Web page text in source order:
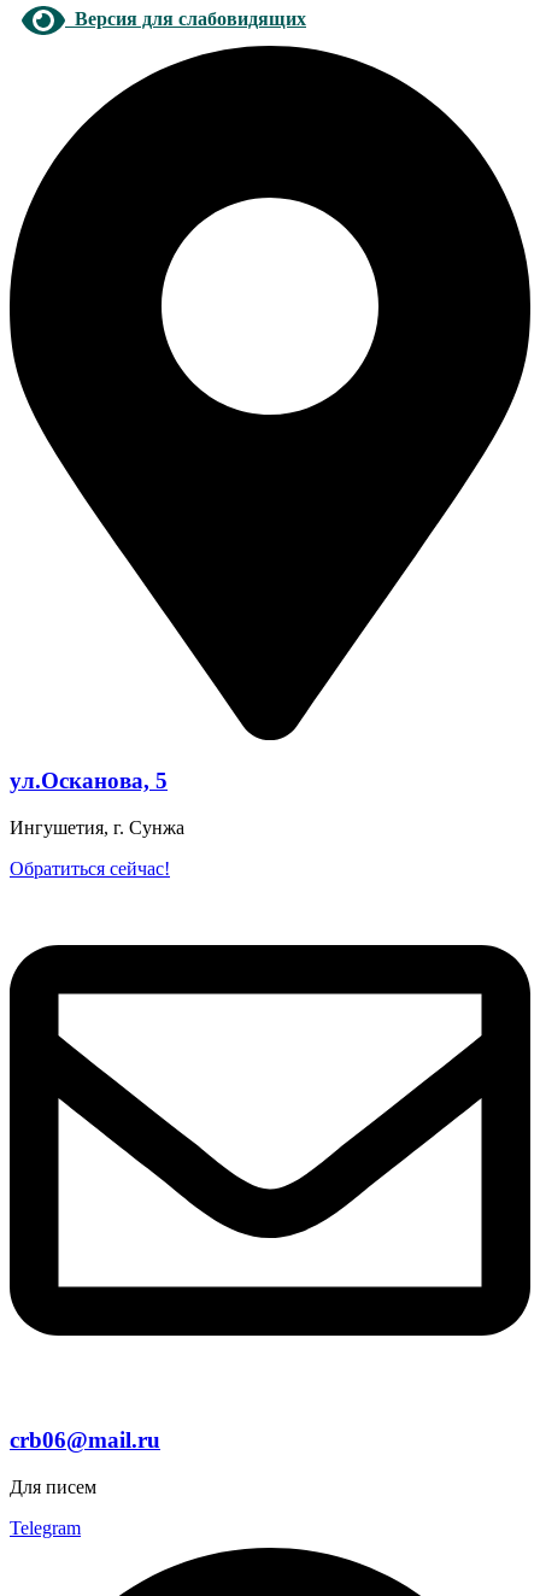
Версия для слабовидящих
ул.Осканова, 5
Ингушетия, г. Сунжа
Обратиться сейчас!
crb06@mail.ru
Для писем
Telegram